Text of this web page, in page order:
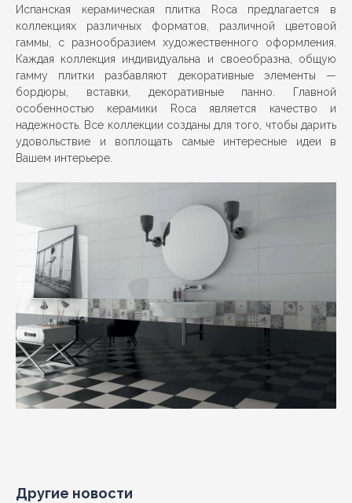
Испанская керамическая плитка Roca предлагается в
коллекциях различных форматов, различной цветовой
гаммы, с разнообразием художественного оформления.
Каждая коллекция индивидуальна и своеобразна, общую
гамму плитки разбавляют декоративные элементы —
бордюры, вставки, декоративные панно. Главной
особенностью керамики Roca является качество и
надежность. Все коллекции созданы для того, чтобы дарить
удовольствие и воплощать самые интересные идеи в
Вашем интерьере.
Другие новости